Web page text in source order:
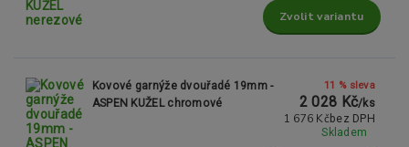
Zvolit variantu
Kovové garnýže dvouřadé 19mm -
ASPEN KUŽEL chromové
11 % sleva
2 028 Kč/ks
1 676 Kč bez DPH
Skladem